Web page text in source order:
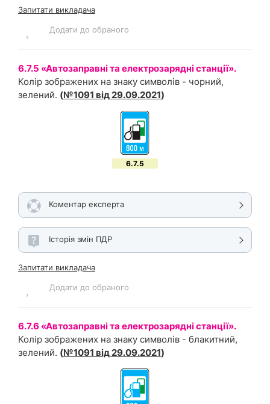
Запитати викладача
Додати до обраного
6.7.5 «Автозаправні та електрозарядні станції».
Колір зображених на знаку символів - чорний,
зелений. (№1091 від 29.09.2021)
6.7.5
Коментар експерта
Історія змін ПДР
Запитати викладача
Додати до обраного
6.7.6 «Автозаправні та електрозарядні станції».
Колір зображених на знаку символів - блакитний,
зелений. (№1091 від 29.09.2021)